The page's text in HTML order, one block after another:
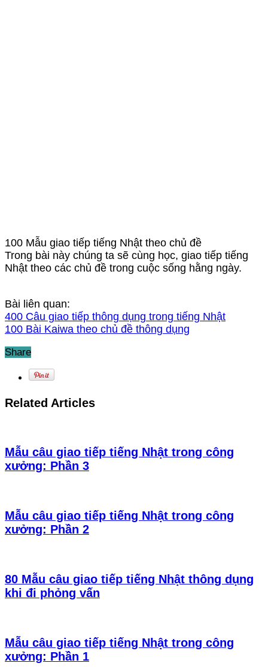
100 Mẫu giao tiếp tiếng Nhật theo chủ đề
Trong bài này chúng ta sẽ cùng học, giao tiếp tiếng
Nhật theo các chủ đề trong cuộc sống hằng ngày.
Bài liên quan:
400 Câu giao tiếp thông dụng trong tiếng Nhật
100 Bài Kaiwa theo chủ đề thông dụng
Share
Related Articles
Mẫu câu giao tiếp tiếng Nhật trong công
xưởng: Phần 3
Mẫu câu giao tiếp tiếng Nhật trong công
xưởng: Phần 2
80 Mẫu câu giao tiếp tiếng Nhật thông dụng
khi đi phỏng vấn
Mẫu câu giao tiếp tiếng Nhật trong công
xưởng: Phần 1